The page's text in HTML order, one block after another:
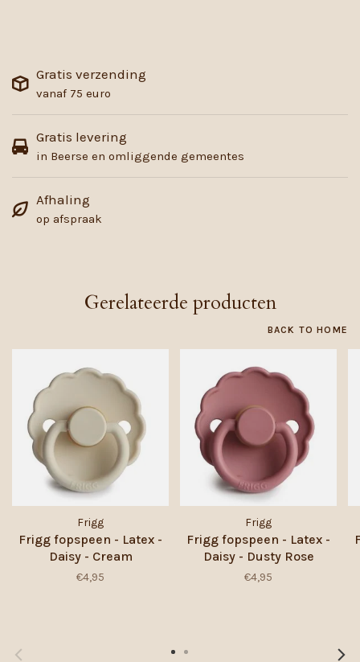
Gratis verzending
vanaf 75 euro
Gratis levering
in Beerse en omliggende gemeentes
Afhaling
op afspraak
Gerelateerde producten
BACK TO HOME
Frigg
Frigg fopspeen - Latex -
Daisy - Cream
€4,95
Frigg
Frigg fopspeen - Latex -
Daisy - Dusty Rose
€4,95